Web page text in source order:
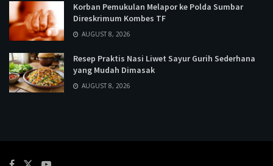
Korban Pemukulan Melapor ke Polda Sumbar
Direskrimum Kombes TF
AUGUST 8, 2026
Resep Praktis Nasi Liwet Sayur Gurih Sederhana
yang Mudah Dimasak
AUGUST 8, 2026